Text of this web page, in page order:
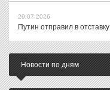
29.07.2026
Путин отправил в
Новости по дням